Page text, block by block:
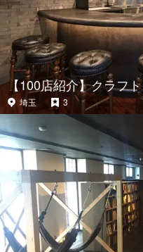
【100店紹介】クラフ
埼玉 3